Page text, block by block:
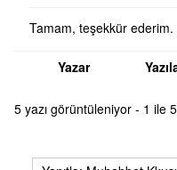
Tamam, teşekkür ederim.
Yazar
5 yazı görüntüleniyor - 1 ile